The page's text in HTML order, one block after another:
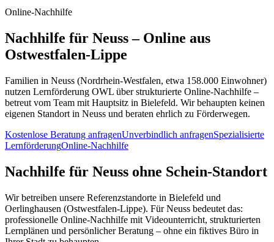
Online-Nachhilfe
Nachhilfe für Neuss – Online aus
Ostwestfalen-Lippe
Familien in Neuss (Nordrhein-Westfalen, etwa 158.000 Einwohner)
nutzen Lernförderung OWL über strukturierte Online-Nachhilfe –
betreut vom Team mit Hauptsitz in Bielefeld. Wir behaupten keinen
eigenen Standort in Neuss und beraten ehrlich zu Förderwegen.
Kostenlose Beratung anfragenUnverbindlich anfragenSpezialisierte
LernförderungOnline-Nachhilfe
Nachhilfe für Neuss ohne Schein-Standort
Wir betreiben unsere Referenzstandorte in Bielefeld und
Oerlinghausen (Ostwestfalen-Lippe). Für Neuss bedeutet das:
professionelle Online-Nachhilfe mit Videounterricht, strukturierten
Lernplänen und persönlicher Beratung – ohne ein fiktives Büro in